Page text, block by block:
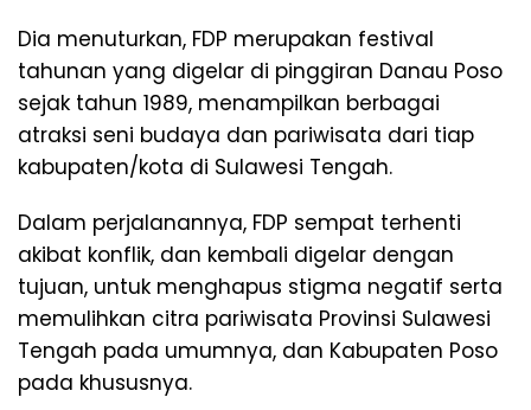
Dia menuturkan, FDP merupakan festival
tahunan yang digelar di pinggiran Danau Poso
sejak tahun 1989, menampilkan berbagai
atraksi seni budaya dan pariwisata dari tiap
kabupaten/kota di Sulawesi Tengah.
Dalam perjalanannya, FDP sempat terhenti
akibat konflik, dan kembali digelar dengan
tujuan, untuk menghapus stigma negatif serta
memulihkan citra pariwisata Provinsi Sulawesi
Tengah pada umumnya, dan Kabupaten Poso
pada khususnya.